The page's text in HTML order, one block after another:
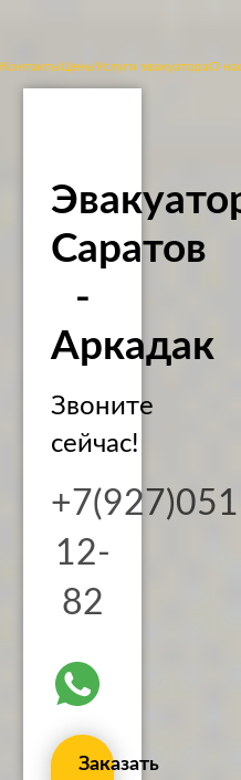
КонтактыЦеныУслуги эвакуатораО
Саратов
-
Аркадак
Звоните
сейчас!
12-
82
Заказать